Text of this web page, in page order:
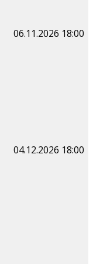
06.11.2026 18:00
04.12.2026 18:00